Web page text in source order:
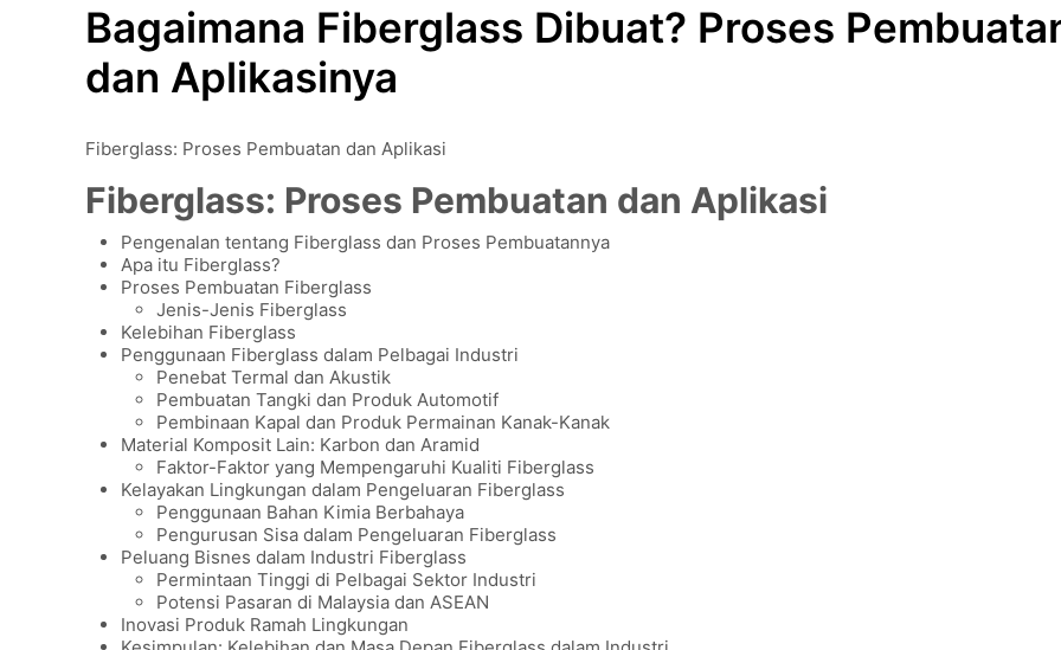
Bagaimana Fiberglass Dibuat? Proses
dan Aplikasinya
Fiberglass: Proses Pembuatan dan Aplikasi
Fiberglass: Proses Pembuatan dan Aplikasi
Pengenalan tentang Fiberglass dan Proses Pembuatannya
Apa itu Fiberglass?
Proses Pembuatan Fiberglass
Jenis-Jenis Fiberglass
Kelebihan Fiberglass
Penggunaan Fiberglass dalam Pelbagai Industri
Penebat Termal dan Akustik
Pembuatan Tangki dan Produk Automotif
Pembinaan Kapal dan Produk Permainan Kanak-Kanak
Material Komposit Lain: Karbon dan Aramid
Faktor-Faktor yang Mempengaruhi Kualiti Fiberglass
Kelayakan Lingkungan dalam Pengeluaran Fiberglass
Penggunaan Bahan Kimia Berbahaya
Pengurusan Sisa dalam Pengeluaran Fiberglass
Peluang Bisnes dalam Industri Fiberglass
Permintaan Tinggi di Pelbagai Sektor Industri
Potensi Pasaran di Malaysia dan ASEAN
Inovasi Produk Ramah Lingkungan